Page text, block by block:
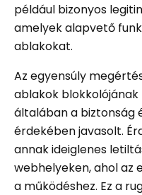
például bizonyos
amelyek alapvető
ablakokat.
Az egyensúly
ablakok
általában a biztonság
érdekében javasolt.
annak ideiglenes
webhelyeken, ahol az
a működéshez. Ez a